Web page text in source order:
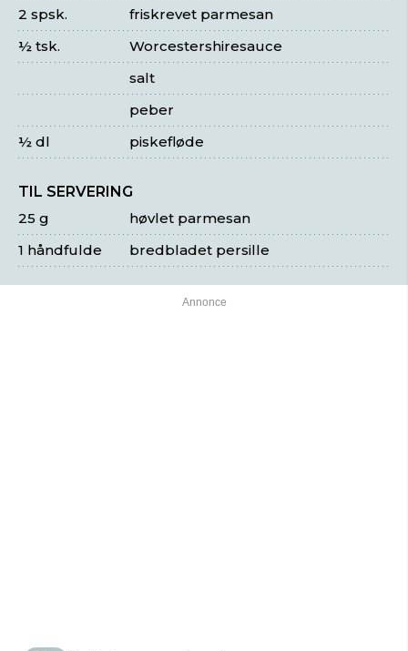
friskrevet parmesan
2 spsk.
Worcestershiresauce
½ tsk.
salt
peber
piskefløde
½ dl
TIL SERVERING
høvlet parmesan
25 g
bredbladet persille
1 håndfulde